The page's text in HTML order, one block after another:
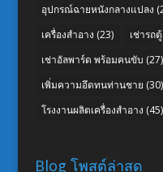
อุปกรณ์ฉายหนังกลางแปลง
เครื่องสำอาง (23) เช่ารถ
เช่าอัลพาร์ด พร้อมคนขับ (27)
เพิ่มความอึดทนท่านชาย (30)
โรงงานผลิตเครื่องสำอาง (45)
Blog โพสต์ล่าสุด